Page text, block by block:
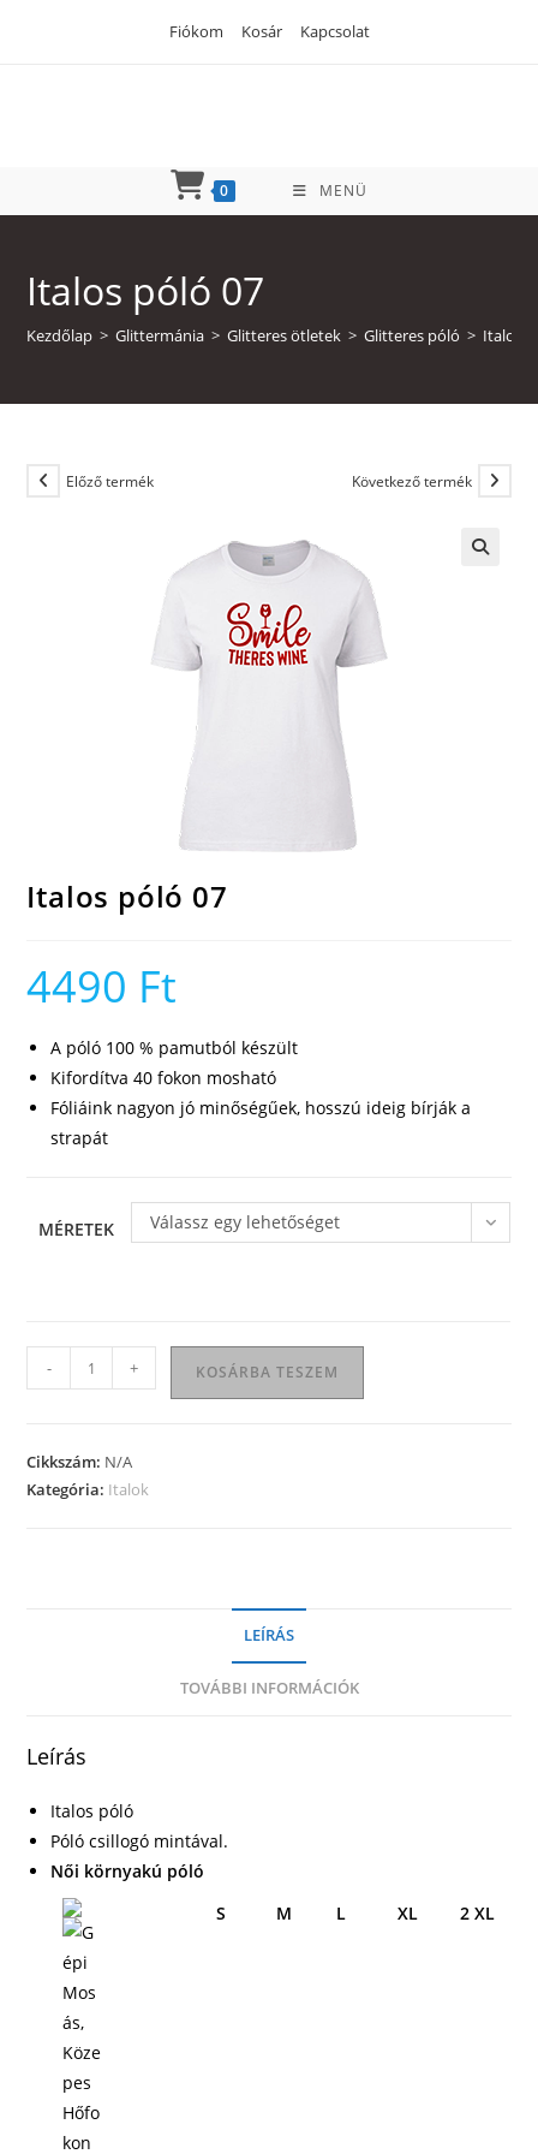
Fiókom Kosár Kapcsolat
0 MENÜ
Italos póló 07
Kezdőlap > Glittermánia > Glitteres ötletek > Glitteres póló > Italok
Előző termék Következő termék
Italos póló 07
4490 Ft
A póló 100 % pamutból készült
Kifordítva 40 fokon mosható
Fóliáink nagyon jó minőségűek, hosszú ideig bírják a
strapát
MÉRETEK Válassz egy lehetőséget
póló
mennyiség
- + KOSÁRBA TESZEM
Cikkszám: N/A
Kategória: Italok
LEÍRÁS
TOVÁBBI INFORMÁCIÓK
Leírás
Italos póló
Póló csillogó mintával.
Női környakú póló
S
M L XL 2 XL